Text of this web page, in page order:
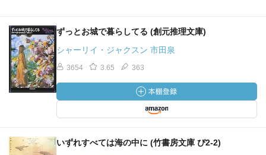
ずっとお城で暮らしてる (創元推理文庫)
シャーリイ・ジャクスン 市田泉
3654 3.65 363
いずれすべては海の中に (竹書房文庫 ぴ2-2)